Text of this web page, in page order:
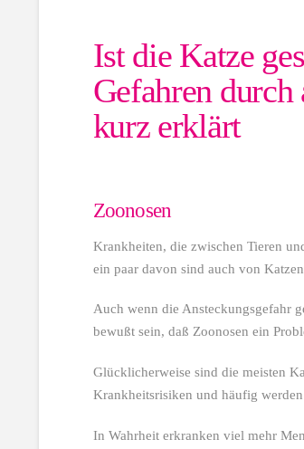
Ist die Katze
Gefahren durch
kurz erklärt
Zoonosen
Krankheiten, die zwischen Tieren
ein paar davon sind auch von
Auch wenn die Ansteckungsgefahr
bewußt sein, daß Zoonosen ein
Glücklicherweise sind die meisten
Krankheitsrisiken und häufig
In Wahrheit erkranken viel mehr